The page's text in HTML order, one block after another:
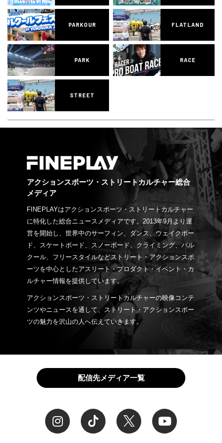
PARKOUR FLATLAND
PARK RACE
STREET
アクションスポーツ・ストリートカルチャー総合
メディア
FINEPLAYはアクションスポーツ・ストリートカルチャー
に特化した総合ニュースメディアです。2013年9月より運
営を開始し、世界中のサーフィン、ダンス、ウェイクボー
ド、スケートボード、スノーボード、クライミング、パル
クール、フリースタイルなどストリート・アクションスポ
ーツを中心としたアスリート・プロダクト・イベント・カ
ルチャー情報を提供しています。
アクションスポーツ・ストリートカルチャーの映像コンテ
ンツやニュースを通して、ストリート・アクションスポー
ツの魅力を沢山の人へ伝えていきます。
配信先メディア一覧